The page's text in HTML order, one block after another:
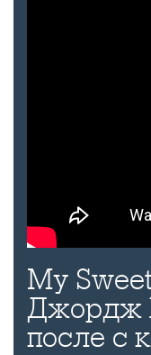
My
Джордж
после с